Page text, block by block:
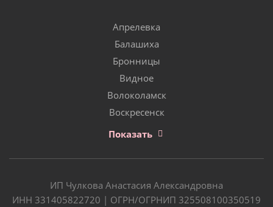
Апрелевка
Балашиха
Бронницы
Видное
Волоколамск
Воскресенск
Показать
ИП Чулкова Анастасия Александровна
ИНН 331405822720 | ОГРН/ОГРНИП 325508100350519